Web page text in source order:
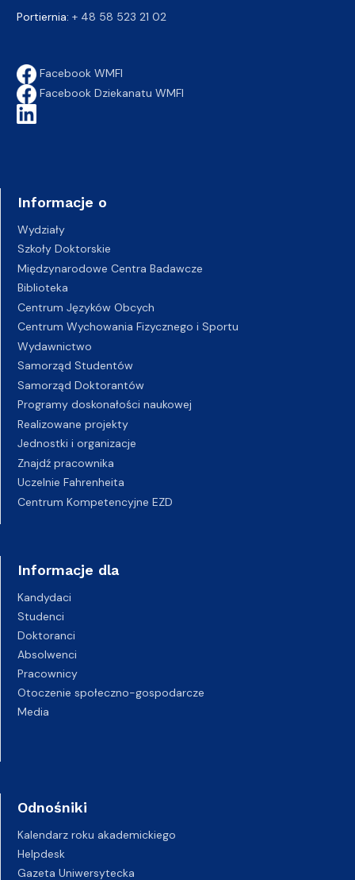
Portiernia: + 48 58 523 21 02
Facebook WMFI
Facebook Dziekanatu WMFI
Informacje o
Wydziały
Szkoły Doktorskie
Międzynarodowe Centra Badawcze
Biblioteka
Centrum Języków Obcych
Centrum Wychowania Fizycznego i Sportu
Wydawnictwo
Samorząd Studentów
Samorząd Doktorantów
Programy doskonałości naukowej
Realizowane projekty
Jednostki i organizacje
Znajdź pracownika
Uczelnie Fahrenheita
Centrum Kompetencyjne EZD
Informacje dla
Kandydaci
Studenci
Doktoranci
Absolwenci
Pracownicy
Otoczenie społeczno-gospodarcze
Media
Odnośniki
Kalendarz roku akademickiego
Helpdesk
Gazeta Uniwersytecka